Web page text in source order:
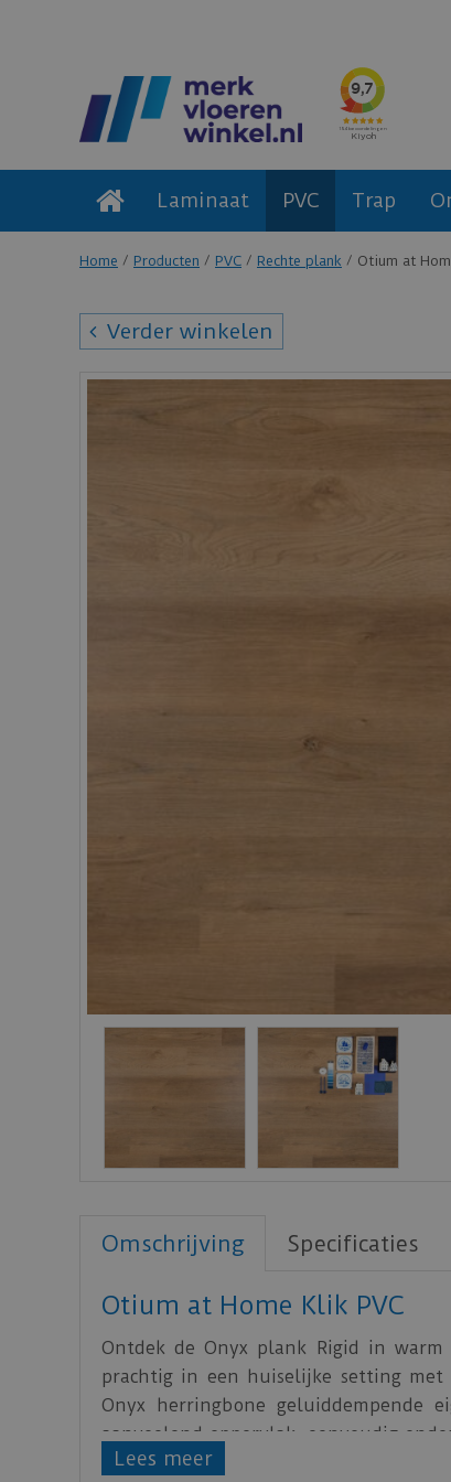
Home Producten PVC Rechte plank Otium at
Laminaat PVC Trap
Verder winkelen
Omschrijving Specificaties
Otium at Home Klik PVC
Ontdek de Onyx plank Rigid in
prachtig in een huiselijke setting met
Onyx herringbone geluiddempende
aanvoelend oppervlak, eenvoudig
van een geïntegreerde ondervloer.
Lees meer